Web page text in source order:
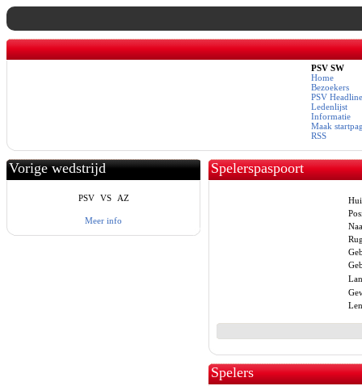
PSV SW
Home
Bezoekers
PSV
Ledenlijst
Informatie
Maak
RSS
Vorige wedstrijd
PSV VS AZ
Meer info
Spelerspaspoort
Spelers